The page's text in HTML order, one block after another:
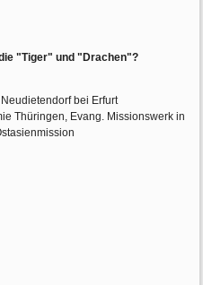
"Tiger" und "Drachen"?
bei Erfurt
Thüringen, Evang. Missionswerk in